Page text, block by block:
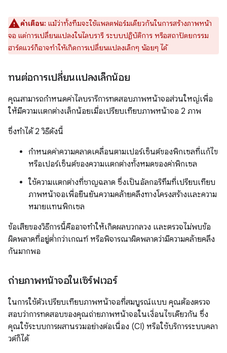
คำเตือน: แม้ว่าทั้งทีมจะใช้แพลตฟอร์มเดียวกันในการสร้างภาพหน้า
จอ แต่การเปลี่ยนแปลงในไลบรารี ระบบปฏิบัติการ หรือสถาปัตยกรรม
ฮาร์ดแวร์ก็อาจทำให้เกิดการเปลี่ยนแปลงเล็กๆ น้อยๆ ได้
ทนต่อการเปลี่ยนแปลงเล็กน้อย
คุณสามารถกำหนดค่าไลบรารีการทดสอบภาพหน้าจอส่วนใหญ่เพื่อ
ให้มีความแตกต่างเล็กน้อยเมื่อเปรียบเทียบภาพหน้าจอ 2 ภาพ
ซึ่งทำได้ 2 วิธีดังนี้
กำหนดค่าความคลาดเคลื่อนตามเปอร์เซ็นต์ของพิกเซลที่แก้ไข
หรือเปอร์เซ็นต์ของความแตกต่างทั้งหมดของค่าพิกเซล
ใช้ความแตกต่างที่ชาญฉลาด ซึ่งเป็นอัลกอริทึมที่เปรียบเทียบ
ภาพหน้าจอเพื่อยืนยันความคล้ายคลึงทางโครงสร้างและความ
หมายแทนพิกเซล
ข้อเสียของวิธีการนี้คืออาจทำให้เกิดผลบวกลวง และตรวจไม่พบข้อ
ผิดพลาดที่อยู่ต่ำกว่าเกณฑ์ หรือพิจารณาผิดพลาดว่ามีความคล้ายคลึง
กันมากพอ
ถ่ายภาพหน้าจอในเซิร์ฟเวอร์
ในการใช้ตัวเปรียบเทียบภาพหน้าจอที่สมบูรณ์แบบ คุณต้องตรวจ
สอบว่าการทดสอบของคุณถ่ายภาพหน้าจอในเงื่อนไขเดียวกัน ซึ่ง
คุณใช้ระบบการผสานรวมอย่างต่อเนื่อง (CI) หรือใช้บริการระบบคลา
วด์ก็ได้